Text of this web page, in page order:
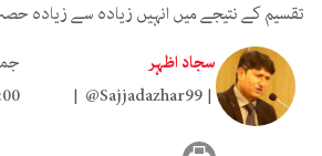
تقسیم کے نتیجے میں انہیں زیادہ سے زیادہ
سجاد اظہر
@Sajjadazhar99